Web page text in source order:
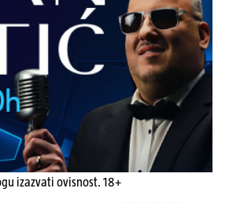
izazvati ovisnost. 18+